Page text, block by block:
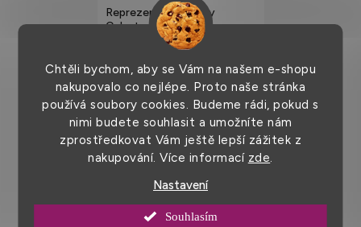
Chtěli bychom, aby se Vám na našem e-shopu
nakupovalo co nejlépe. Proto naše stránka
používá soubory cookies. Budeme rádi, pokud s
nimi budete souhlasit a umožníte nám
zprostředkovat Vám ještě lepší zážitek z
nakupování. Více informací zde.
Nastavení
Souhlasím
Reprezentativní šaty
Celeste s výstřihem s
rozhalenkou
4 049 Kč
v
l